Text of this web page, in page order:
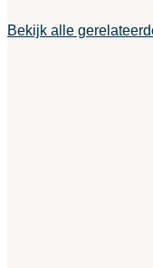
Bekijk alle